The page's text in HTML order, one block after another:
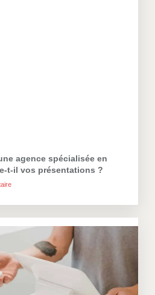
agence spécialisée en
t-il vos présentations ?